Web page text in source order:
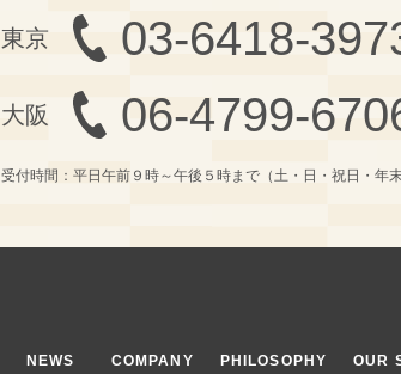
03-6418-
06-4799-
受付時間：平日午前９時～午後５時まで（土・日・祝日・年末
NEWS COMPANY PHILOSOPHY OUR